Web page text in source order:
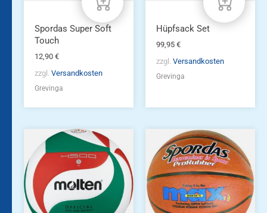
Spordas Super Soft
Touch
12,90 €
zzgl. Versandkosten
Grevinga
Hüpfsack Set
99,95 €
zzgl. Versandkosten
Grevinga